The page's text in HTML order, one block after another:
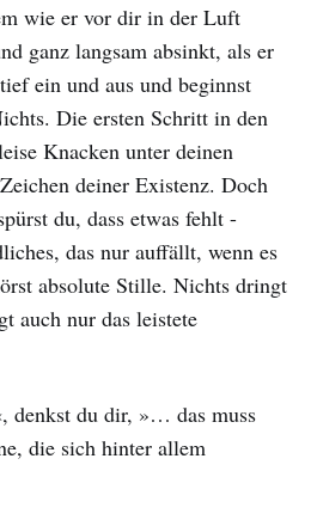
wie er vor dir in der Luft
ganz langsam absinkt, als er
ein und aus und beginnst
Die ersten Schritt in den
Knacken unter deinen
deiner Existenz. Doch
du, dass etwas fehlt -
das nur auffällt, wenn es
absolute Stille. Nichts dringt
auch nur das leistete
denkst du dir, »… das muss
die sich hinter allem